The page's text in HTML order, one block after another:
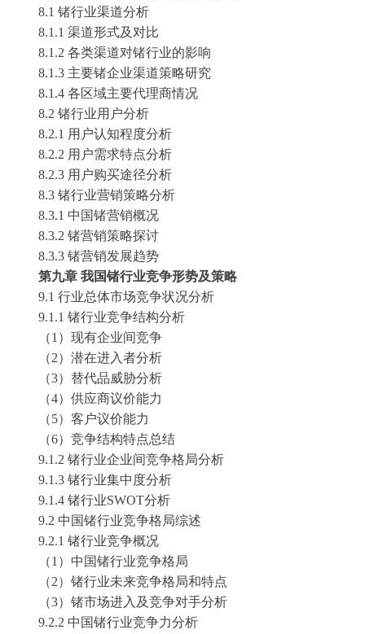
8.1 锗行业渠道分析
8.1.1 渠道形式及对比
8.1.2 各类渠道对锗行业的影响
8.1.3 主要锗企业渠道策略研究
8.1.4 各区域主要代理商情况
8.2 锗行业用户分析
8.2.1 用户认知程度分析
8.2.2 用户需求特点分析
8.2.3 用户购买途径分析
8.3 锗行业营销策略分析
8.3.1 中国锗营销概况
8.3.2 锗营销策略探讨
8.3.3 锗营销发展趋势
第九章 我国锗行业竞争形势及策略
9.1 行业总体市场竞争状况分析
9.1.1 锗行业竞争结构分析
（1）现有企业间竞争
（2）潜在进入者分析
（3）替代品威胁分析
（4）供应商议价能力
（5）客户议价能力
（6）竞争结构特点总结
9.1.2 锗行业企业间竞争格局分析
9.1.3 锗行业集中度分析
9.1.4 锗行业SWOT分析
9.2 中国锗行业竞争格局综述
9.2.1 锗行业竞争概况
（1）中国锗行业竞争格局
（2） 锗行业未来竞争格局和特点
（3） 锗市场进入及竞争对手分析
9.2.2 中国锗行业竞争力分析